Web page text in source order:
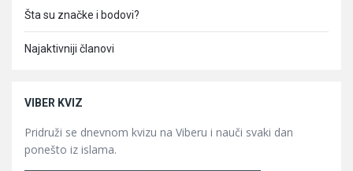
Šta su značke i bodovi?
Najaktivniji članovi
VIBER KVIZ
Pridruži se dnevnom kvizu na Viberu i nauči svaki dan
ponešto iz islama.